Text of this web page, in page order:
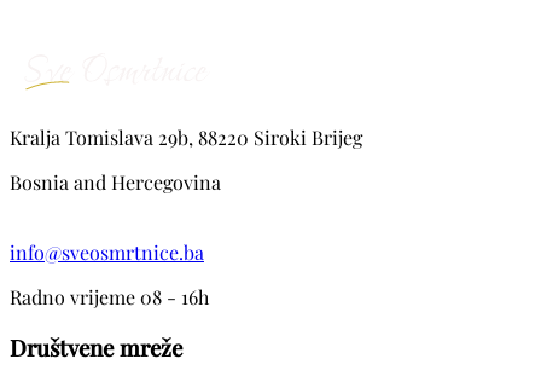
Kralja Tomislava 29b, 88220 Siroki Brijeg
Bosnia and Hercegovina
info@sveosmrtnice.ba
Radno vrijeme 08 - 16h
Društvene mreže